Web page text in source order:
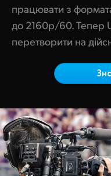
Malaysia
New Zealand
Poland
Portugal
Singapore
працювати з
до 2160p/60. Тепер
перетворити на